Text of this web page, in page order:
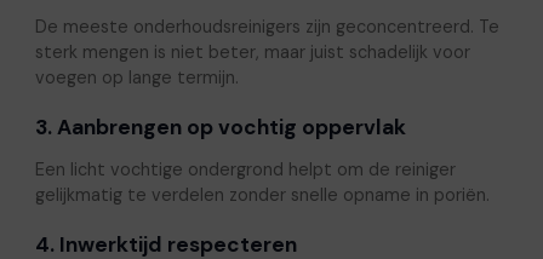
De meeste onderhoudsreinigers zijn geconcentreerd. Te
sterk mengen is niet beter, maar juist schadelijk voor
voegen op lange termijn.
3. Aanbrengen op vochtig oppervlak
Een licht vochtige ondergrond helpt om de reiniger
gelijkmatig te verdelen zonder snelle opname in poriën.
4. Inwerktijd respecteren